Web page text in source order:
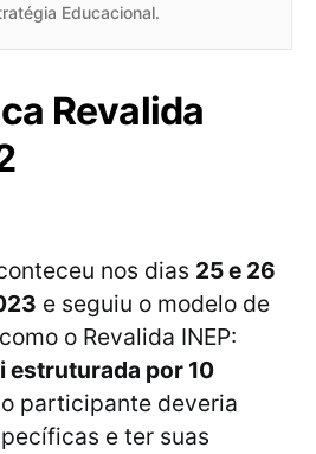
Educacional.
Revalida
nos dias 25 e 26
e seguiu o modelo de
o Revalida INEP:
estruturada por 10
participante deveria
e ter suas